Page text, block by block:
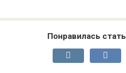
Понравилась